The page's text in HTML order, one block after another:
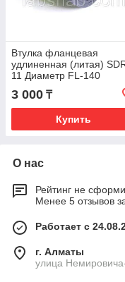
Втулка фланцевая
удлиненная (литая)
11 Диаметр FL-140
3 000 ₸
Купить
О нас
Рейтинг не
Менее 5 отзывов
Работает с
г. Алматы
улица